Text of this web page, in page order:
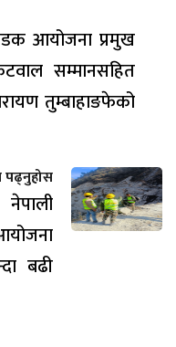
आयोजना प्रमुख
सम्मानसहित
तुम्बाहाङफेको
पढ्नुहोस
बढी